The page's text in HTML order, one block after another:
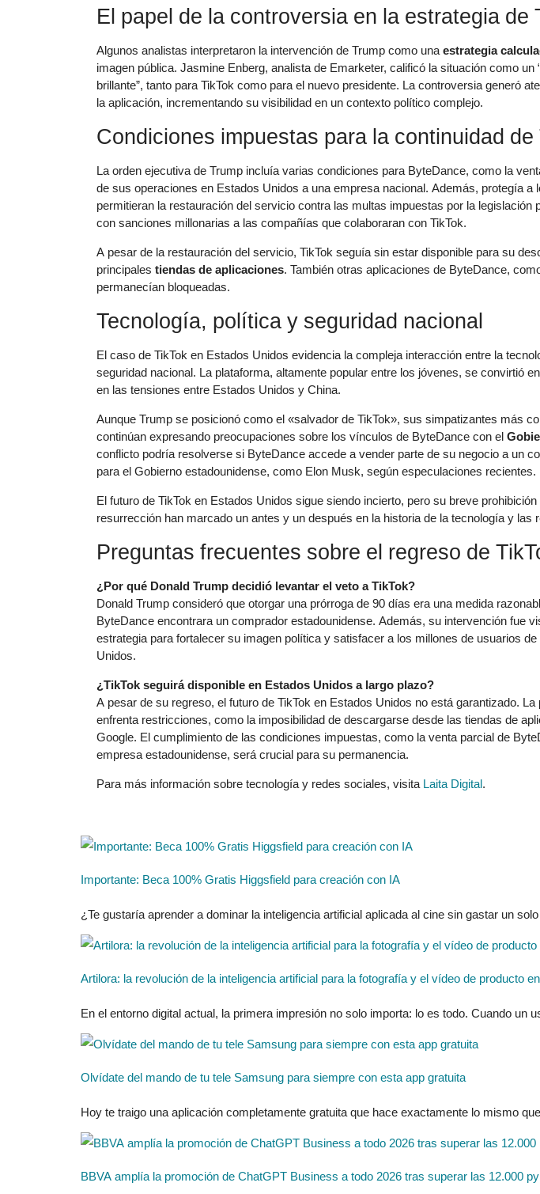
El papel de la controversia en la estrategia de
Algunos analistas interpretaron la intervención de Trump como unaestrategia
imagen pública. Jasmine Enberg, analista de Emarketer, calificó la situación como un
brillante”, tanto para TikTok como para el nuevo presidente. La controversia generó
la aplicación, incrementando su visibilidad en un contexto político complejo.
Condiciones impuestas para la continuidad de
La orden ejecutiva de Trump incluía varias condiciones para ByteDance, como la
de sus operaciones en Estados Unidos a una empresa nacional. Además, protegía a
permitieran la restauración del servicio contra las multas impuestas por la legislación
con sanciones millonarias a las compañías que colaboraran con TikTok.
A pesar de la restauración del servicio, TikTok seguía sin estar disponible para su
principales tiendas de aplicaciones. También otras aplicaciones de ByteDance,
permanecían bloqueadas.
Tecnología, política y seguridad nacional
El caso de TikTok en Estados Unidos evidencia la compleja interacción entre la
seguridad nacional. La plataforma, altamente popular entre los jóvenes, se convirtió
en las tensiones entre Estados Unidos y China.
Aunque Trump se posicionó como el «salvador de TikTok», sus simpatizantes más
continúan expresando preocupaciones sobre los vínculos de ByteDance con el
conflicto podría resolverse si ByteDance accede a vender parte de su negocio a un
para el Gobierno estadounidense, como Elon Musk, según especulaciones recientes.
El futuro de TikTok en Estados Unidos sigue siendo incierto, pero su breve
resurrección han marcado un antes y un después en la historia de la tecnología y las
Preguntas frecuentes sobre el regreso de
¿Por qué Donald Trump decidió levantar el veto a TikTok?
Donald Trump consideró que otorgar una prórroga de 90 días era una medida
ByteDance encontrara un comprador estadounidense. Además, su intervención fue
estrategia para fortalecer su imagen política y satisfacer a los millones de usuarios de
Unidos.
¿TikTok seguirá disponible en Estados Unidos a largo plazo?
A pesar de su regreso, el futuro de TikTok en Estados Unidos no está garantizado. La
enfrenta restricciones, como la imposibilidad de descargarse desde las tiendas de
Google. El cumplimiento de las condiciones impuestas, como la venta parcial de
empresa estadounidense, será crucial para su permanencia.
Para más información sobre tecnología y redes sociales, visita Laita Digital.
Importante: Beca 100% Gratis Higgsfield para creación con IA
¿Te gustaría aprender a dominar la inteligencia artificial aplicada al cine sin gastar un
Artilora: la revolución de la inteligencia artificial para la fotografía y el vídeo de producto
En el entorno digital actual, la primera impresión no solo importa: lo es todo. Cuando un
Olvídate del mando de tu tele Samsung para siempre con esta app gratuita
Hoy te traigo una aplicación completamente gratuita que hace exactamente lo mismo
BBVA amplía la promoción de ChatGPT Business a todo 2026 tras superar las 12.000